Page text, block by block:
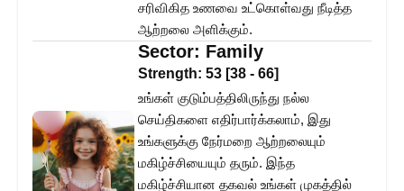
சரிவிகித உணவை உட்கொள்வது நீடித்த
ஆற்றலை அளிக்கும்.
Sector: Family
Strength: 53 [38 - 66]
உங்கள் குடும்பத்திலிருந்து நல்ல
செய்திகளை எதிர்பார்க்கலாம், இது
உங்களுக்கு நேர்மறை ஆற்றலையும்
மகிழ்ச்சியையும் தரும். இந்த
மகிழ்ச்சியான தகவல் உங்கள் முகத்தில்